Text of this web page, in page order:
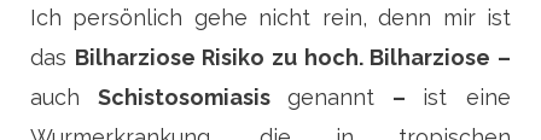
Ich persönlich gehe nicht rein, denn mir ist
das Bilharziose Risiko zu hoch. Bilharziose –
auch
Schistosomiasis genannt – ist eine